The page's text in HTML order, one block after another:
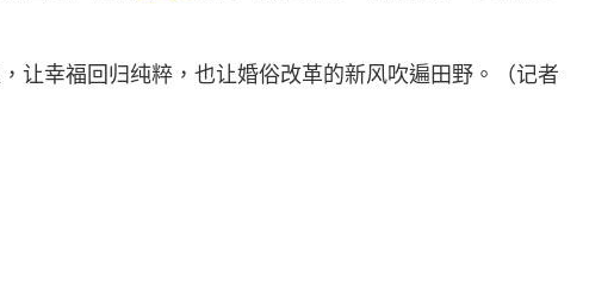
让幸福回归纯粹，也让婚俗改革的新风吹遍田野。（记者